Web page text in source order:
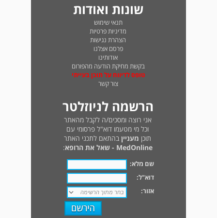
שונות ואודות
תנאי שימוש
מדיניות פרטיות
הצהרת נגישות
פרסם אצלנו
אודותינו
בקשת מחיקת הודעה מהפורום
טופס לדיווח על תוכן בעייתי
צור קשר
הרשמה לניוזלטר
אני רוצה ומסכים/ה לקבל מהאתר
וכל מי מטעמו דוא"ל פרסומי עם
תוכן מעניין בהתאם לתכני האתר
MedOnline - שאל את הרופא
:
שם מלא:
דוא"ל:
אזור: